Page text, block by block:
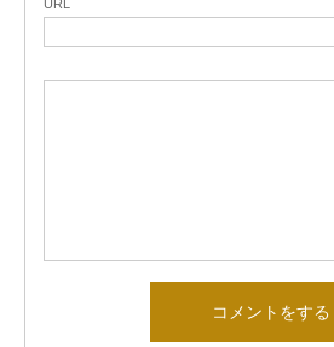
URL